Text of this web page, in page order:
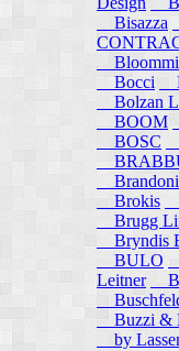
Bisazza
Bocci
Bolzan
BOOM
BOSC
Brandoni
Brokis
Brugg
Bryndis
BULO
Leitner
Buzzi &
by